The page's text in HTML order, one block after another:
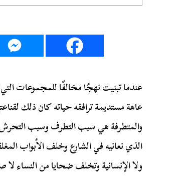
عندما تبنيت نهجًا مخالفًا للمجموعات
عاهة مستديمة ترافقه حياته كان ذلك
والمتطرفة هي سبب التطرف وسبب التحرش
الذي نعانيه في الشارع وخلف الأبواب
ولا الإنسانية وتخلف ضحايا من النساء